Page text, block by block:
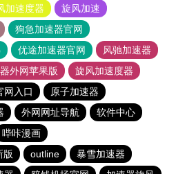
加速度器
旋风加速
狗急加速器官网
优途加速器官网
风驰加速器
外网苹果版
旋风加速度器
网入口
原子加速器
外网网址导航
软件中心
哔咔漫画
版
outline
暴雪加速器